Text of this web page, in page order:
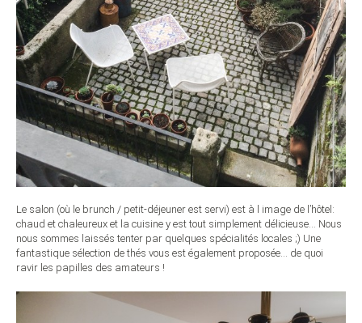
Le salon (où le brunch / petit-déjeuner est servi) est à l image de l’hôtel:
chaud et chaleureux et la cuisine y est tout simplement délicieuse… Nous
nous sommes laissés tenter par quelques spécialités locales ;) Une
fantastique sélection de thés vous est également proposée… de quoi
ravir les papilles des amateurs !